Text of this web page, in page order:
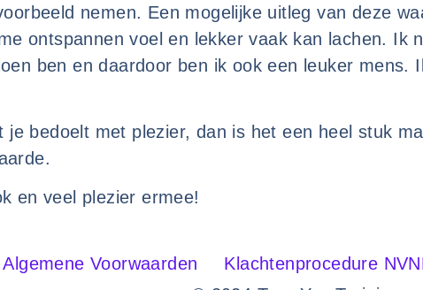
nemen. Een mogelijke uitleg van deze
ontspannen voel en lekker vaak kan lachen. Ik
ben en daardoor ben ik ook een leuker mens.
je bedoelt met plezier, dan is het een heel stuk
en veel plezier ermee!
Algemene Voorwaarden Klachtenprocedure